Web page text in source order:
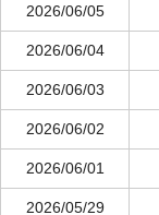
2026/06/05
2026/06/04
2026/06/03
2026/06/02
2026/06/01
2026/05/29